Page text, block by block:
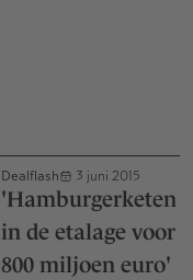
Dealflash 3 juni 2015
'Hamburgerketen
in de etalage voor
800 miljoen euro'